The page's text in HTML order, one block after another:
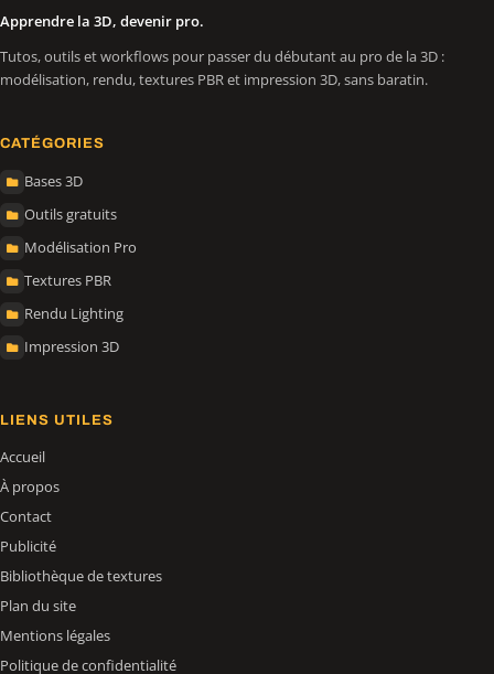
Apprendre la 3D, devenir pro.
Tutos, outils et workflows pour passer du débutant au pro de la 3D :
modélisation, rendu, textures PBR et impression 3D, sans baratin.
CATÉGORIES
Bases 3D
Outils gratuits
Modélisation Pro
Textures PBR
Rendu Lighting
Impression 3D
LIENS UTILES
Accueil
À propos
Contact
Publicité
Bibliothèque de textures
Plan du site
Mentions légales
Politique de confidentialité